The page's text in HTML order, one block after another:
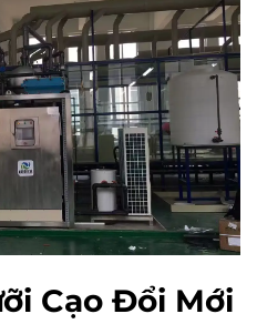
Cạo Đổi Mới